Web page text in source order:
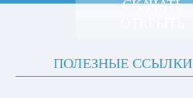
СКАЧАТЬ
ПОЛЕЗНЫЕ ССЫЛКИ